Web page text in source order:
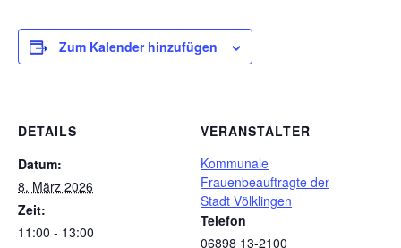
Zum Kalender hinzufügen
DETAILS
Datum:
8. März 2026
Zeit:
11:00 - 13:00
VERANSTALTER
Kommunale
Frauenbeauftragte der
Stadt Völklingen
Telefon
06898 13-2100